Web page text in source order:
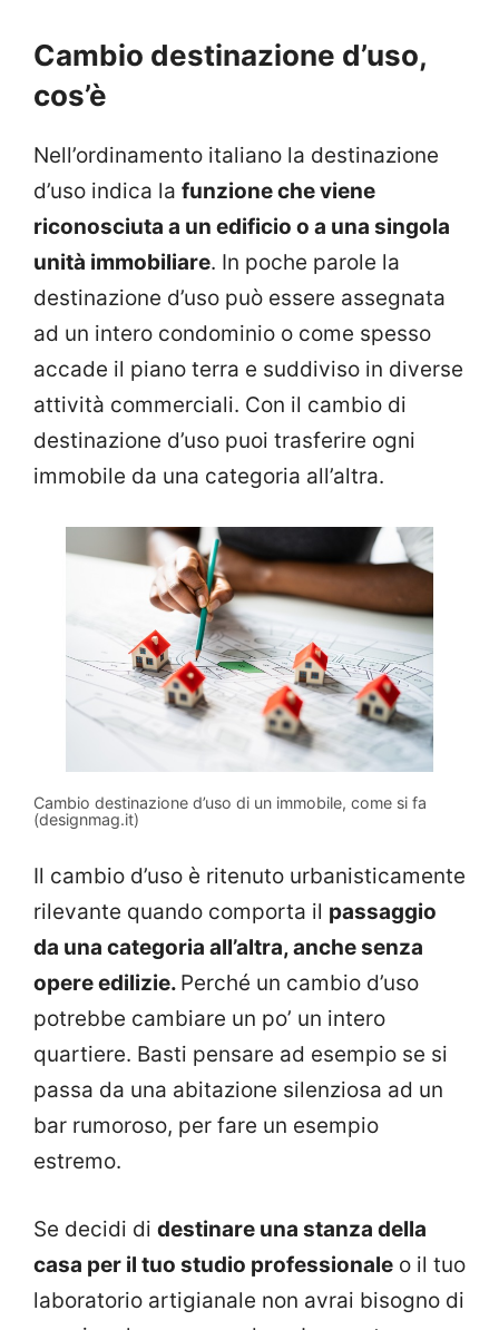
Cambio destinazione d’uso,
cos’è
Nell’ordinamento italiano la destinazione
d’uso indica la funzione che viene
riconosciuta a un edificio o a una singola
unità immobiliare. In poche parole la
destinazione d’uso può essere assegnata
ad un intero condominio o come spesso
accade il piano terra e suddiviso in diverse
attività commerciali. Con il cambio di
destinazione d’uso puoi trasferire ogni
immobile da una categoria all’altra.
Cambio destinazione d’uso di un immobile, come si fa
(designmag.it)
Il cambio d’uso è ritenuto urbanisticamente
rilevante quando comporta il passaggio
da una categoria all’altra, anche senza
opere edilizie. Perché un cambio d’uso
potrebbe cambiare un po’ un intero
quartiere. Basti pensare ad esempio se si
passa da una abitazione silenziosa ad un
bar rumoroso, per fare un esempio
estremo.
Se decidi di destinare una stanza della
casa per il tuo studio professionale o il tuo
laboratorio artigianale non avrai bisogno di